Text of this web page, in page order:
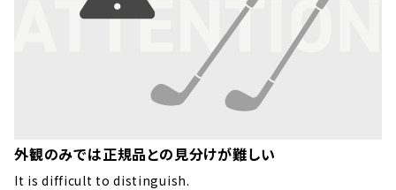
外観のみでは正規品との見分けが難しい
It is difficult to distinguish.